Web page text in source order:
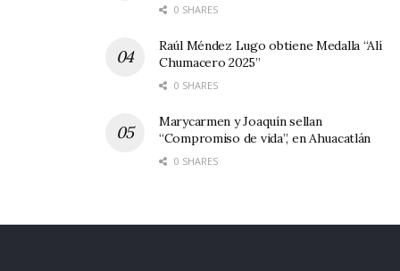
0 SHARES
Raúl Méndez Lugo obtiene Medalla “Alí
Chumacero 2025”
0 SHARES
Marycarmen y Joaquín sellan
“Compromiso de vida”, en Ahuacatlán
0 SHARES